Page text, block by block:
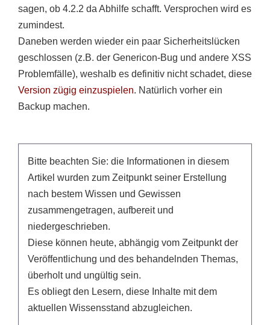
sagen, ob 4.2.2 da Abhilfe schafft. Versprochen wird es
zumindest.
Daneben werden wieder ein paar Sicherheitslücken
geschlossen (z.B. der Genericon-Bug und andere XSS
Problemfälle), weshalb es definitiv nicht schadet, diese
Version zügig einzuspielen. Natürlich vorher ein
Backup machen.
Bitte beachten Sie: die Informationen in diesem
Artikel wurden zum Zeitpunkt seiner Erstellung
nach bestem Wissen und Gewissen
zusammengetragen, aufbereit und
niedergeschrieben.
Diese können heute, abhängig vom Zeitpunkt der
Veröffentlichung und des behandelnden Themas,
überholt und ungültig sein.
Es obliegt den Lesern, diese Inhalte mit dem
aktuellen Wissensstand abzugleichen.